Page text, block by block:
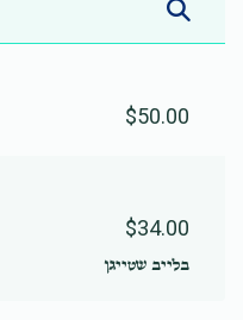
$50.00
$34.00
בלייב שטייגן